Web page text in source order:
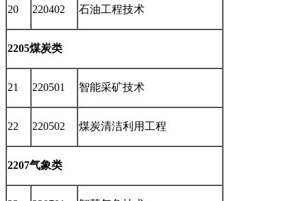
20 220402 石油工程技术
2205煤炭类
21 220501 智能采矿技术
22 220502 煤炭清洁利用工程
2207气象类